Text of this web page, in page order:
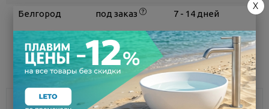
Белгород под заказ 7 - 14 дней
Поделиться
Описание
X